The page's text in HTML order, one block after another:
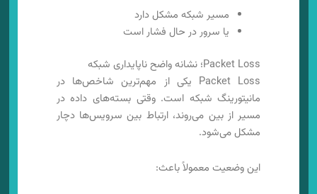
مسیر شبکه مشکل دارد
یا سرور در حال فشار است
Packet Loss؛ نشانه واضح ناپایداری شبکه
Packet Loss یکی از مهم‌ترین شاخص‌ها در
مانیتورینگ شبکه است. وقتی بسته‌های داده در
مسیر از بین می‌روند، ارتباط بین سرویس‌ها دچار
مشکل می‌شود.
این وضعیت معمولاً باعث: